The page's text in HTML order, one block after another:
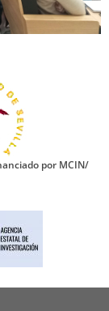
por MCIN/